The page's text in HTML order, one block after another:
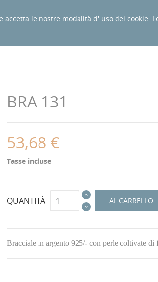
BRA 131
53,68 €
Tasse incluse
QUANTITÀ AL CARRELLO
Bracciale in argento 925/- con perle coltivate di
le nostre modalità d' uso dei cookie.